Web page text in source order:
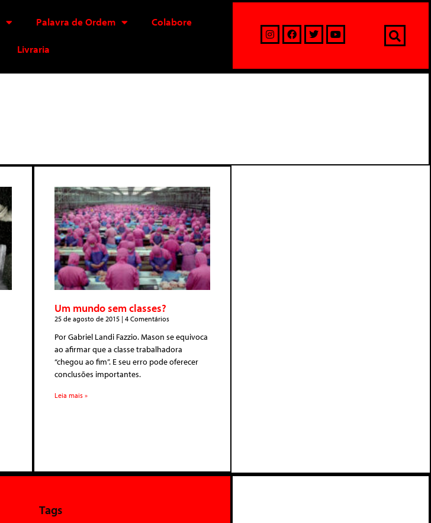
Palavra de Ordem Colabore
Livraria
Um mundo sem classes?
25 de agosto de 2015 4 Comentários
Por Gabriel Landi Fazzio. Mason se equivoca
ao afirmar que a classe trabalhadora
“chegou ao fim”. E seu erro pode oferecer
conclusões importantes.
Leia mais »
Tags